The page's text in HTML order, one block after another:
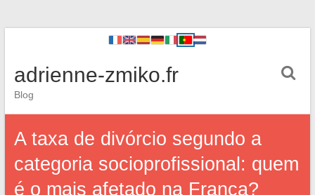
adrienne-zmiko.fr
Blog
A taxa de divórcio segundo a
categoria socioprofissional: quem
é o mais afetado na França?